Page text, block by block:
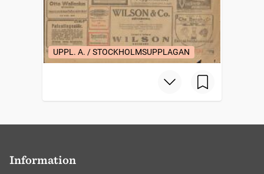
UPPL. A. / STOCKHOLMSUPPLAGAN
Information